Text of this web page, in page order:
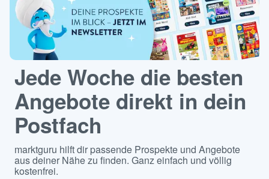
Jede Woche die besten
Angebote direkt in dein
Postfach
marktguru hilft dir passende Prospekte und Angebote
aus deiner Nähe zu finden. Ganz einfach und völlig
kostenfrei.